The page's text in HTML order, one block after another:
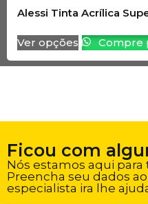
Alessi Tinta Acrílica
Ver opções Compre
Ficou com
Nós estamos aqui para
Preencha seu dados
especialista ira lhe